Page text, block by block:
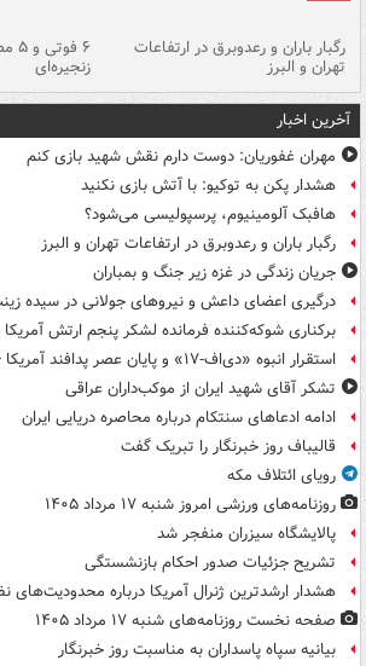
رگبار باران و رعدوبرق در ارتفاعات
تهران و البرز
۶
زنجیره‌ای
آخرین اخبار
مهران غفوریان: دوست دارم نقش شهید بازی کنم
هشدار پکن به توکیو: با آتش بازی نکنید
هافبک آلومینیوم، پرسپولیسی می‌شود؟
رگبار باران و رعدوبرق در ارتفاعات تهران و البرز
جریان زندگی در غزه زیر جنگ و بمباران
درگیری اعضای داعش و نیروهای جولانی در سیده
برکناری شوکه‌کننده فرمانده لشکر پنجم ارتش آمریکا
استقرار انبوه «دی‌اف‑۱۷» و پایان عصر پدافند آمریکا +عکس
تشکر آقای شهید ایران از موکب‌داران عراقی
ادامه ادعاهای سنتکام درباره محاصره دریایی ایران
قالیباف روز خبرنگار را تبریک گفت
رویای ائتلاف مکه
روزنامه‌های ورزشی امروز ‌شنبه ۱۷ مرداد ۱۴۰۵
پالایشگاه سیزران منفجر شد
تشریح جزئیات صدور احکام بازنشستگی
هشدار ارشدترین ژنرال آمریکا درباره محدودیت‌های
صفحه نخست روزنامه‌های شنبه ۱۷ مرداد ۱۴۰۵
بیانیه سپاه پاسداران به مناسبت روز خبرنگار